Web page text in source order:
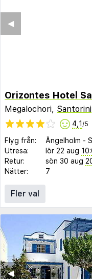
◀︎
Orizontes Hotel
Megalochori, Santorini
4,1 /5
Flyg från: Ängelholm -
Utresa:
lör 22 aug
Retur:
sön 30 aug
Nätter:
7
Fler val
◀︎